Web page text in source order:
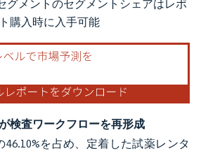
再利用にはCC BY 4.0の表示が必要です。
グメントのセグメントシェアはレポ
購入時に入手可能
検査ワークフローを再形成
46.10%を占め、定着した試薬レンタ